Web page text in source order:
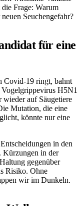
Frage: Warum
Seuchengefahr?
für eine
Covid-19 ringt, bahnt
Vogelgrippevirus H5N1
wieder auf Säugetiere
Mutation, die eine
könnte nur eine
in den
Kürzungen in der
gegenüber
Risiko. Ohne
wir im Dunkeln.